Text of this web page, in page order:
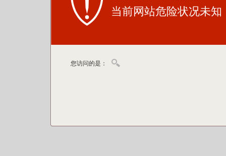
当前网站危险状况未知
您访问的是：